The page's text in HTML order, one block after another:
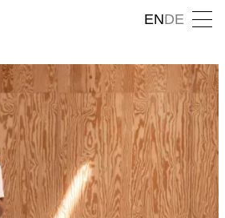
ENDE